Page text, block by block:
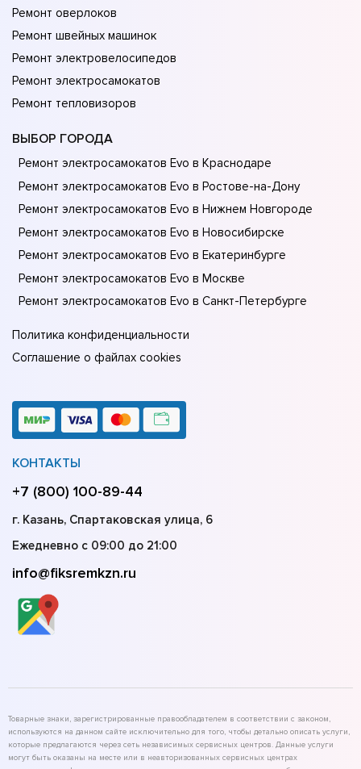
Ремонт оверлоков
Ремонт швейных машинок
Ремонт электровелосипедов
Ремонт электросамокатов
Ремонт тепловизоров
ВЫБОР ГОРОДА
Ремонт электросамокатов Evo в Краснодаре
Ремонт электросамокатов Evo в Ростове-на-Донy
Ремонт электросамокатов Evo в Нижнем Новгороде
Ремонт электросамокатов Evo в Новосибирске
Ремонт электросамокатов Evo в Екатеринбурге
Ремонт электросамокатов Evo в Москве
Ремонт электросамокатов Evo в Санкт-Петербурге
Политика конфиденциальности
Соглашение о файлах cookies
КОНТАКТЫ
+7 (800) 100-89-44
г. Казань, Спартаковская улица, 6
Ежедневно с 09:00 до 21:00
info@fiksremkzn.ru
Товарные знаки, зарегистрированные правообладателем в соответствии с законом,
используются на данном сайте исключительно для того, чтобы детально описать услуги,
которые предлагаются через сеть независимых сервисных центров. Данные услуги
могут быть оказаны на месте или в неавторизованных сервисных центрах